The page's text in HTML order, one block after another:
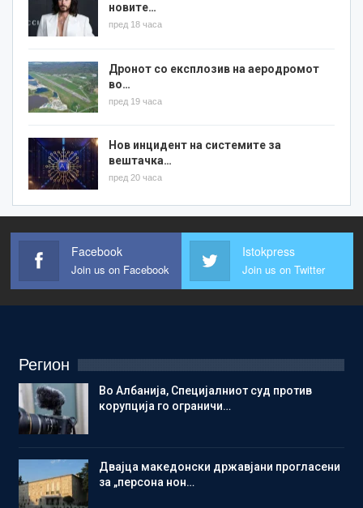
новите…
пред 18 часа
Дронот со експлозив на аеродромот
во…
пред 19 часа
Нов инцидент на системите за
вештачка…
пред 20 часа
Facebook
Join us on Facebook
Istokpress
Join us on Twitter
Регион
Во Албанија, Специјалниот суд против
корупција го ограничи…
Двајца македонски државјани прогласени
за „персона нон…